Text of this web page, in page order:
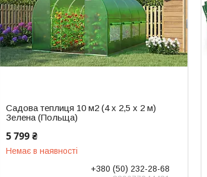
Садова теплиця 10 м2 (4 x 2,5 х 2 м)
Зелена (Польща)
5 799 ₴
Немає в наявності
+380 (50) 232-28-68